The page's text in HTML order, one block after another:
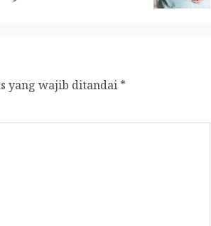
yang wajib ditandai *